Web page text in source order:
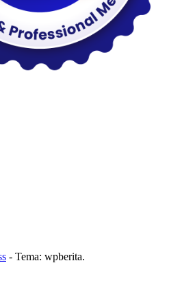
- Tema: wpberita.